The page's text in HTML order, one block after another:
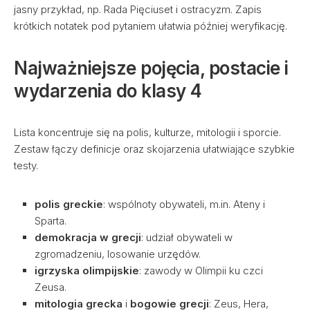
jasny przykład, np. Rada Pięciuset i ostracyzm. Zapis
krótkich notatek pod pytaniem ułatwia później weryfikację.
Najważniejsze pojęcia, postacie i
wydarzenia do klasy 4
Lista koncentruje się na polis, kulturze, mitologii i sporcie.
Zestaw łączy definicje oraz skojarzenia ułatwiające szybkie
testy.
polis greckie: wspólnoty obywateli, m.in. Ateny i
Sparta.
demokracja w grecji: udział obywateli w
zgromadzeniu, losowanie urzędów.
igrzyska olimpijskie: zawody w Olimpii ku czci
Zeusa.
mitologia grecka i bogowie grecji: Zeus, Hera,